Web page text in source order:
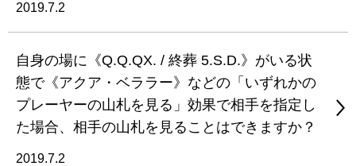
2019.7.2
自身の場に《Q.Q.QX. / 終葬 5.S.D.》がいる状
態で《アクア・ベララー》などの「いずれかの
プレーヤーの山札を見る」効果で相手を指定し
た場合、相手の山札を見ることはできますか？
2019.7.2